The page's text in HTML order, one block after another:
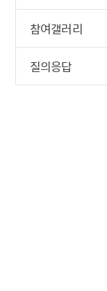
참여갤러리
질의응답